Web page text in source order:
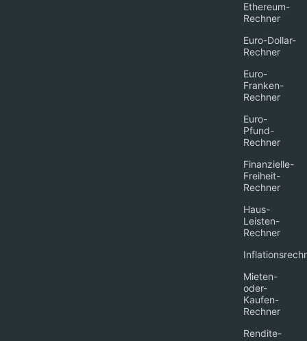
Ethereum-
Rechner
Euro-Dollar-
Rechner
Euro-
Franken-
Rechner
Euro-
Pfund-
Rechner
Finanzielle-
Freiheit-
Rechner
Haus-
Leisten-
Rechner
Mieten-
oder-
Kaufen-
Rechner
Rendite-